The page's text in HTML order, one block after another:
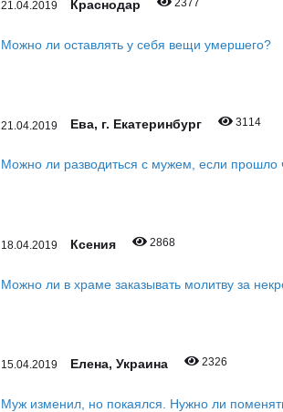
21.04.2019 Краснодар 2377
Можно ли оставлять у себя вещи умершего?
21.04.2019 Ева, г. Екатеринбург 3114
Можно ли разводиться с мужем, если прошло
18.04.2019 Ксения 2868
Можно ли в храме заказывать молитву за
15.04.2019 Елена, Украина 2326
Муж изменил, но покаялся. Нужно ли